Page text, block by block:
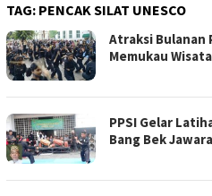
TAG: PENCAK SILAT UNESCO
Atraksi Bulanan
Memukau
PPSI Gelar
Bang Bek